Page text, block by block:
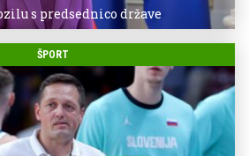
s predsednico države
ŠPORT